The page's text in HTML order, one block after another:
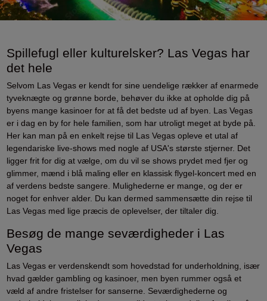
Spillefugl eller kulturelsker? Las Vegas har
det hele
Selvom Las Vegas er kendt for sine uendelige rækker af enarmede
tyveknægte og grønne borde, behøver du ikke at opholde dig på
byens mange kasinoer for at få det bedste ud af byen. Las Vegas
er i dag en by for hele familien, som har utroligt meget at byde på.
Her kan man på en enkelt rejse til Las Vegas opleve et utal af
legendariske live-shows med nogle af USA's største stjerner. Det
ligger frit for dig at vælge, om du vil se shows prydet med fjer og
glimmer, mænd i blå maling eller en klassisk flygel-koncert med en
af verdens bedste sangere. Mulighederne er mange, og der er
noget for enhver alder. Du kan dermed sammensætte din rejse til
Las Vegas med lige præcis de oplevelser, der tiltaler dig.
Besøg de mange seværdigheder i Las
Vegas
Las Vegas er verdenskendt som hovedstad for underholdning, især
hvad gælder gambling og kasinoer, men byen rummer også et
væld af andre fristelser for sanserne. Seværdighederne og